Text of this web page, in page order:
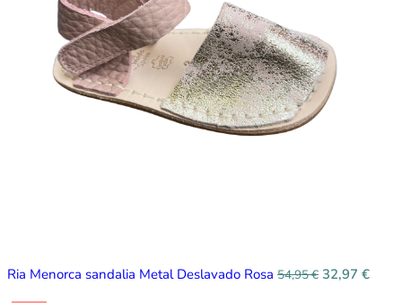
Ria Menorca sandalia Metal Deslavado Rosa 54,95€ 32,97 €